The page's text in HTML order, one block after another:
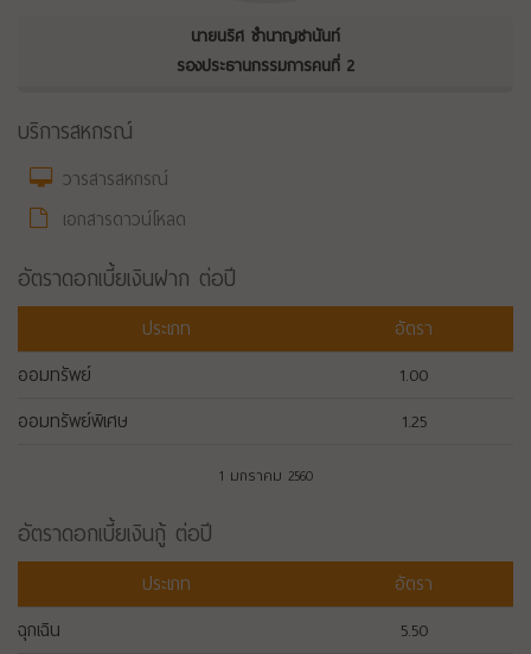
นายนริศ ชำนาญชานันท์
รองประธานกรรมการคนที่ 2
บริการสหกรณ์
วารสารสหกรณ์
เอกสารดาวน์โหลด
อัตราดอกเบี้ยเงินฝาก ต่อปี
ประเภท
อัตรา
ออมทรัพย์
1.00
ออมทรัพย์พิเศษ
1.25
1 มกราคม 2560
อัตราดอกเบี้ยเงินกู้ ต่อปี
ประเภท
อัตรา
ฉุกเฉิน
5.50